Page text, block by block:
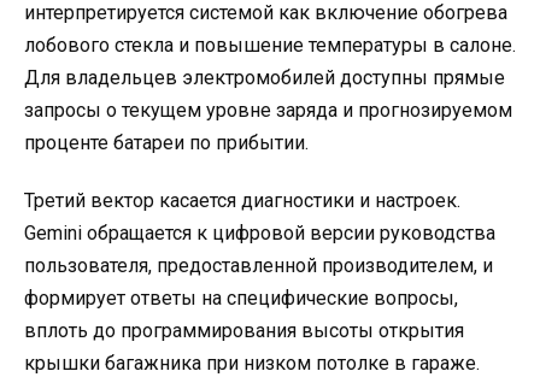
интерпретируется системой как включение обогрева
лобового стекла и повышение температуры в салоне.
Для владельцев электромобилей доступны прямые
запросы о текущем уровне заряда и прогнозируемом
проценте батареи по прибытии.
Третий вектор касается диагностики и настроек.
Gemini обращается к цифровой версии руководства
пользователя, предоставленной производителем, и
формирует ответы на специфические вопросы,
вплоть до программирования высоты открытия
крышки багажника при низком потолке в гараже.